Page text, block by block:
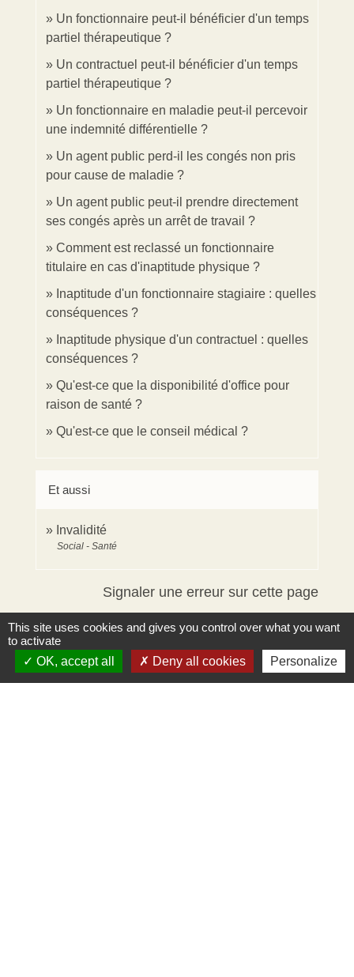
Un fonctionnaire peut-il bénéficier d'un temps
partiel thérapeutique ?
Un contractuel peut-il bénéficier d'un temps
partiel thérapeutique ?
Un fonctionnaire en maladie peut-il percevoir
une indemnité différentielle ?
Un agent public perd-il les congés non pris
pour cause de maladie ?
Un agent public peut-il prendre directement
ses congés après un arrêt de travail ?
Comment est reclassé un fonctionnaire
titulaire en cas d'inaptitude physique ?
Inaptitude d'un fonctionnaire stagiaire : quelles
conséquences ?
Inaptitude physique d'un contractuel : quelles
conséquences ?
Qu'est-ce que la disponibilité d'office pour
raison de santé ?
Qu'est-ce que le conseil médical ?
Et aussi
Invalidité
Social - Santé
Signaler une erreur sur cette page
This site uses cookies and gives you control over what you want
to activate
OK, accept all
Deny all cookies Personalize